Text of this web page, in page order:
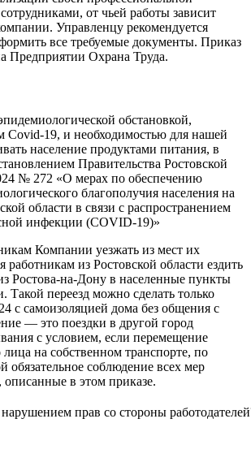
от чьей работы зависит
Управленцу рекомендуется
все требуемые документы. Приказ
Предприятии Охрана Труда.
обстановкой,
Covid-19, и необходимостью для нашей
население продуктами питания, в
Правительства Ростовской
№ 272 «О мерах по обеспечению
благополучия населения на
области в связи с распространением
инфекции (COVID-19)»
Компании уезжать из мест их
работникам из Ростовской области ездить
Ростова-на-Дону в населенные пункты
Такой переезд можно сделать только
с самоизоляцией дома без общения с
— это поездки в другой город
с условием, если перемещение
на собственном транспорте, по
обязательное соблюдение всех мер
описанные в этом приказе.
прав со стороны